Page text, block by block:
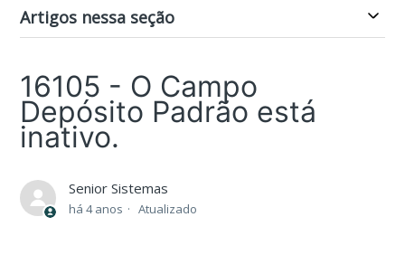
Artigos nessa seção
16105 - O Campo
Depósito Padrão está
inativo.
Senior Sistemas
há 4 anos Atualizado